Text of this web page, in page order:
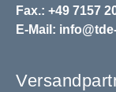
Fax.: +49 7157
E-Mail: